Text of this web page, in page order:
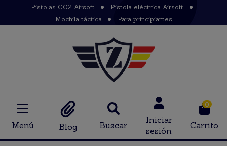
Pistolas CO2 Airsoft
Pistola eléctrica Airsoft
Mochila táctica
Para principiantes
Menú Blog Buscar
Iniciar
sesión
0
Carrito